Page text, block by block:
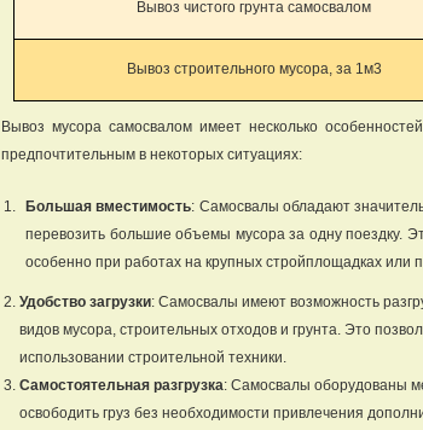
Вывоз чистого грунта самосвалом
Вывоз строительного мусора, за 1м3
Вывоз мусора самосвалом имеет несколько
предпочтительным в некоторых ситуациях:
Большая вместимость: Самосвалы обладают
перевозить большие объемы мусора за одну поездку.
особенно при работах на крупных стройплощадках или
Удобство загрузки: Самосвалы имеют возможность
видов мусора, строительных отходов и грунта. Это
использовании строительной техники.
Самостоятельная разгрузка: Самосвалы оборудованы
освободить груз без необходимости привлечения